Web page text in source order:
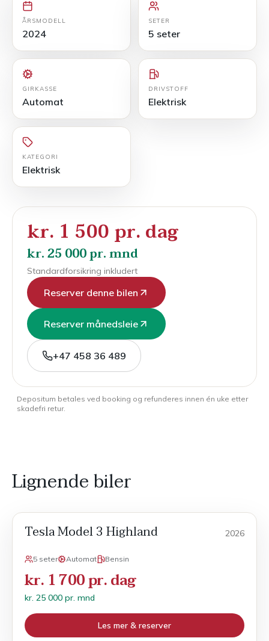
ÅRSMODELL
2024
SETER
5 seter
GIRKASSE
Automat
DRIVSTOFF
Elektrisk
KATEGORI
Elektrisk
kr. 1 500 pr. dag
kr. 25 000 pr. mnd
Standardforsikring inkludert
Reserver denne bilen
Reserver månedsleie
+47 458 36 489
Depositum betales ved booking og refunderes innen én uke etter
skadefri retur.
Lignende biler
Tesla Model 3 Highland 2026
5 seter Automat Bensin
kr. 1 700 pr. dag
kr. 25 000 pr. mnd
Les mer & reserver